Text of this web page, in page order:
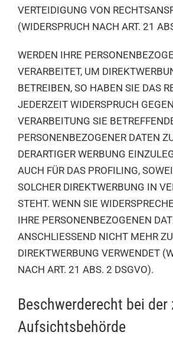
VERTEIDIGUNG VON
(WIDERSPRUCH NACH ART. 21
WERDEN IHRE
VERARBEITET, UM
BETREIBEN, SO HABEN SIE DAS
JEDERZEIT WIDERSPRUCH
VERARBEITUNG SIE
PERSONENBEZOGENER DATEN
DERARTIGER WERBUNG
AUCH FÜR DAS PROFILING,
SOLCHER DIREKTWERBUNG IN
STEHT. WENN SIE
IHRE PERSONENBEZOGENEN
ANSCHLIESSEND NICHT MEHR
DIREKTWERBUNG VERWENDET
NACH ART. 21 ABS. 2 DSGVO).
Beschwerde­recht bei der
Aufsichts­behörde